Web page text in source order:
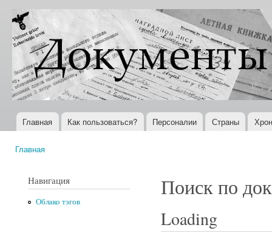
Документы
XX века
Всемирная
история в
Интернете
Главное меню
Главная Как пользоваться? Персоналии Страны
Главная
Навигация
Облако тэгов
Поиск по
Loading